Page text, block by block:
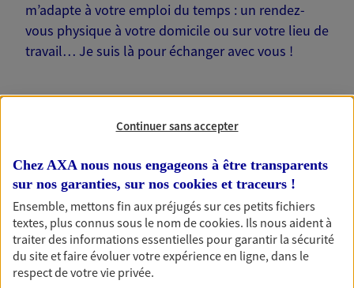
m’adapte à votre emploi du temps : un rendez-
vous physique à votre domicile ou sur votre lieu de
travail… Je suis là pour échanger avec vous !
Nos offres phares
Épargne
Réalisez vos projets grâce à votre épargne : achat
immobilier, études des enfants ou voyage autour
du monde… Épargnez à votre rythme et
Continuer sans accepter
Chez AXA nous nous engageons à être transparents
sur nos garanties, sur nos cookies et traceurs !
Ensemble, mettons fin aux préjugés sur ces petits fichiers
textes, plus connus sous le nom decookies. Ils nous aident à
traiter des informations essentielles pour garantir la sécurité
du site et faire évoluer votre expérience en ligne, dans le
respect de votre vie privée.